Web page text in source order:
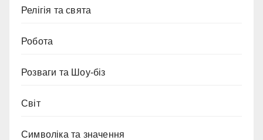
Релігія та свята
Робота
Розваги та Шоу-біз
Світ
Символіка та значення